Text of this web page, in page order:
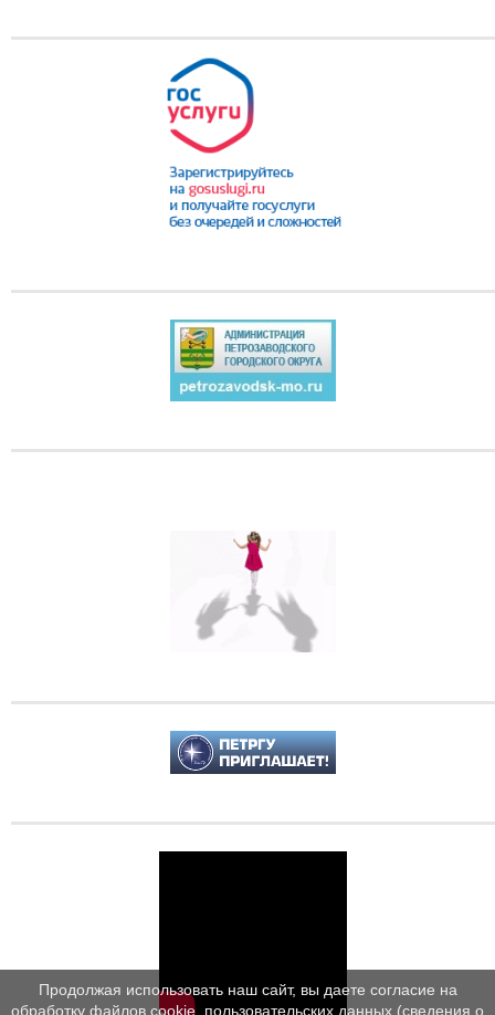
Продолжая использовать наш сайт, вы даете согласие на
обработку файлов cookie, пользовательских данных (сведения о